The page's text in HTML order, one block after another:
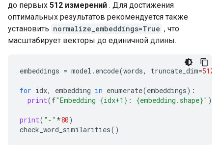
до первых 512 измерений . Для достижения
оптимальных результатов рекомендуется также
установить normalize_embeddings=True , что
масштабирует векторы до единичной длины.
embeddings = model . encode(words, truncate_dim=512
for idx, embedding in enumerate(embeddings):
print(f"Embedding {idx+1}: {embedding.shape}" )
print( "-" *80)
check_word_similarities()